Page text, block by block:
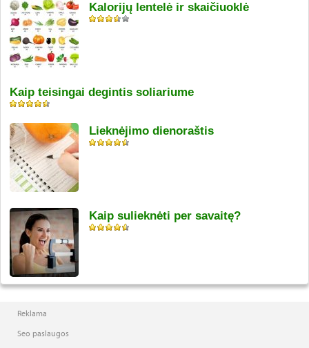
Kalorijų lentelė ir skaičiuoklė
Kaip teisingai degintis soliariume
Lieknėjimo dienoraštis
Kaip sulieknėti per savaitę?
Reklama
Seo paslaugos